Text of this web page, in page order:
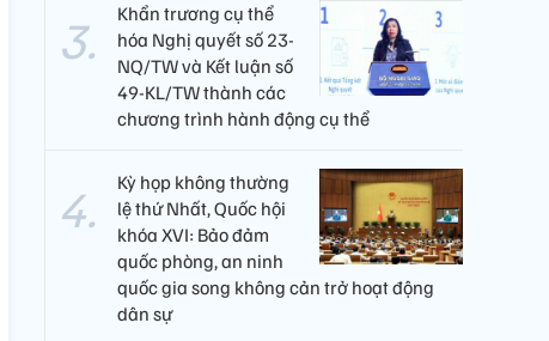
Khẩn trương cụ thể
hóa Nghị quyết số 23-
NQ/TW và Kết luận số
49-KL/TW thành các
chương trình hành động cụ thể
Kỳ họp không thường
lệ thứ Nhất, Quốc hội
khóa XVI: Bảo đảm
quốc phòng, an ninh
quốc gia song không cản trở hoạt động
dân sự